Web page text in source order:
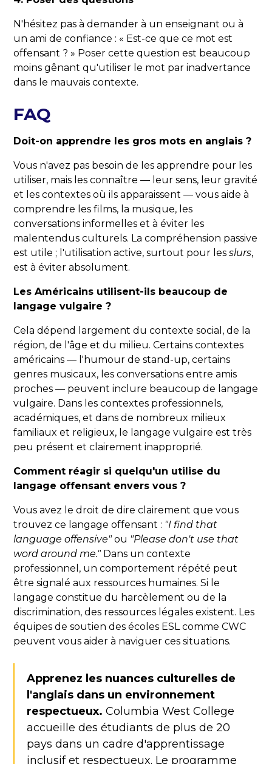
N'hésitez pas à demander à un enseignant ou à
un ami de confiance : « Est-ce que ce mot est
offensant ? » Poser cette question est beaucoup
moins gênant qu'utiliser le mot par inadvertance
dans le mauvais contexte.
FAQ
Doit-on apprendre les gros mots en anglais ?
Vous n'avez pas besoin de les apprendre pour les
utiliser, mais les connaître — leur sens, leur gravité
et les contextes où ils apparaissent — vous aide à
comprendre les films, la musique, les
conversations informelles et à éviter les
malentendus culturels. La compréhension passive
est utile ; l'utilisation active, surtout pour lesslurs,
est à éviter absolument.
Les Américains utilisent-ils beaucoup de
langage vulgaire ?
Cela dépend largement du contexte social, de la
région, de l'âge et du milieu. Certains contextes
américains — l'humour de stand-up, certains
genres musicaux, les conversations entre amis
proches — peuvent inclure beaucoup de langage
vulgaire. Dans les contextes professionnels,
académiques, et dans de nombreux milieux
familiaux et religieux, le langage vulgaire est très
peu présent et clairement inapproprié.
Comment réagir si quelqu'un utilise du
langage offensant envers vous ?
Vous avez le droit de dire clairement que vous
trouvez ce langage offensant : "I find that
language offensive"ou "Please don't use that
word around me."Dans un contexte
professionnel, un comportement répété peut
être signalé aux ressources humaines. Si le
langage constitue du harcèlement ou de la
discrimination, des ressources légales existent. Les
équipes de soutien des écoles ESL comme CWC
peuvent vous aider à naviguer ces situations.
Apprenez les nuances culturelles de
l'anglais dans un environnement
respectueux. Columbia West College
accueille des étudiants de plus de 20
pays dans un cadre d'apprentissage
inclusif et respectueux. Le programme